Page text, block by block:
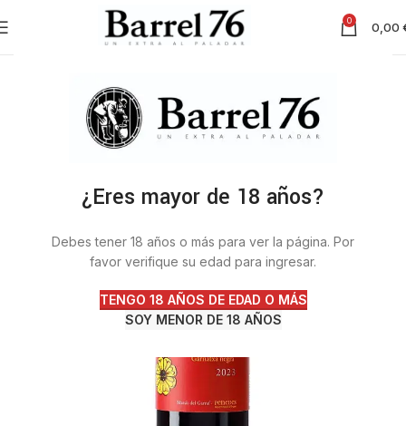
¿Eres mayor de 18 años?
Debes tener 18 años o más para ver la página. Por
favor verifique su edad para ingresar.
TENGO 18 AÑOS DE EDAD O MÁS
SOY MENOR DE 18 AÑOS
0 0,00